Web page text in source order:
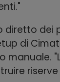
diretto dei
di
manuale.